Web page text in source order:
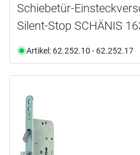
Schiebetür-
Silent-Stop SCHÄNIS
Artikel: 62.252.10 - 62.252.17